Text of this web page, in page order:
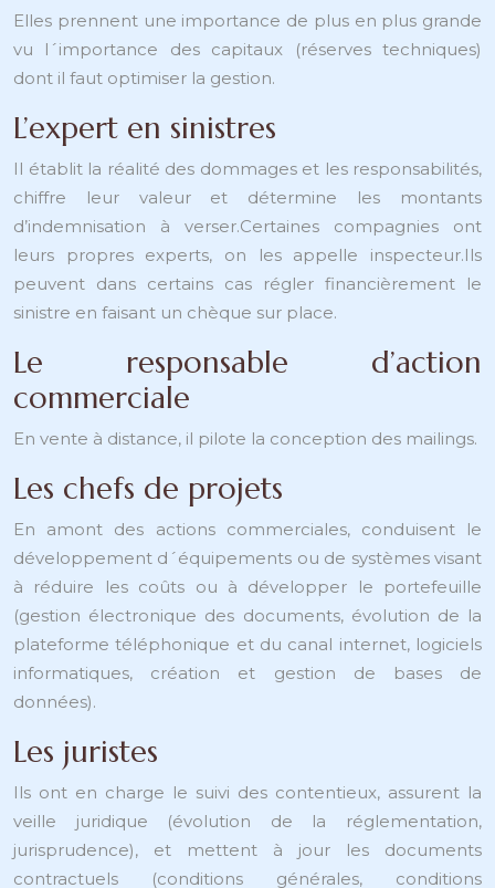
Elles prennent une importance de plus en plus grande
vu l´importance des capitaux (réserves techniques)
dont il faut optimiser la gestion.
L’expert en sinistres
Il établit la réalité des dommages et les responsabilités,
chiffre leur valeur et détermine les montants
d’indemnisation à verser.Certaines compagnies ont
leurs propres experts, on les appelle inspecteur.Ils
peuvent dans certains cas régler financièrement le
sinistre en faisant un chèque sur place.
Le responsable d’action
commerciale
En vente à distance, il pilote la conception des mailings.
Les chefs de projets
En amont des actions commerciales, conduisent le
développement d´équipements ou de systèmes visant
à réduire les coûts ou à développer le portefeuille
(gestion électronique des documents, évolution de la
plateforme téléphonique et du canal internet, logiciels
informatiques, création et gestion de bases de
données).
Les juristes
Ils ont en charge le suivi des contentieux, assurent la
veille juridique (évolution de la réglementation,
jurisprudence), et mettent à jour les documents
contractuels (conditions générales, conditions